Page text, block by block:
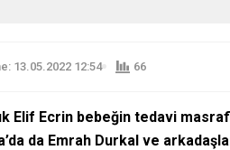
13.05.2022 12:54 66
Elif Ecrin bebeğin tedavi
da Emrah Durkal ve